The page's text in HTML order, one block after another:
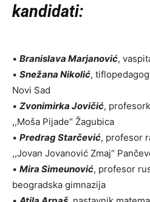
kandidati:
• Branislava Marjanović,
• Snežana Nikolić,
Novi Sad
• Zvonimirka Jovičić,
,,Moša Pijade“ Žagubica
• Predrag Starčević, profesor
,,Jovan Jovanović Zmaj“
• Mira Simeunović, profesor
beogradska gimnazija